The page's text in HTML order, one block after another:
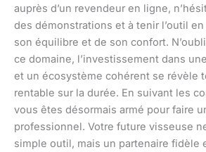
auprès d’un revendeur en ligne,
des démonstrations et à tenir l’outil
son équilibre et de son confort.
ce domaine, l’investissement dans
et un écosystème cohérent se révèle
rentable sur la durée. En suivant les
vous êtes désormais armé pour faire
professionnel. Votre future visseuse
simple outil, mais un partenaire fidèle